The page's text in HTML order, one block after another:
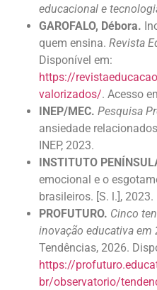
educacional e
GAROFALO, Débora.
quem ensina. Revista
Disponível em:
https://
valorizados/. Acesso
INEP/MEC. Pesquisa
ansiedade
INEP, 2023.
INSTITUTO
emocional e o
brasileiros. [S. l.], 2023.
PROFUTURO. Cinco
inovação educativa em
Tendências, 2026.
https://
br/observatorio/